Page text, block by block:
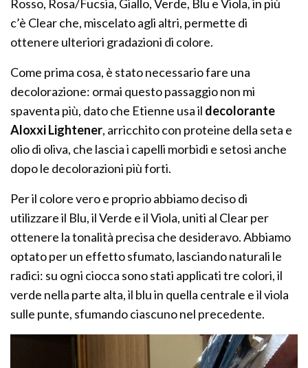
Rosso, Rosa/Fucsia, Giallo, Verde, Blu e Viola, in più
c’è Clear che, miscelato agli altri, permette di
ottenere ulteriori gradazioni di colore.
Come prima cosa, è stato necessario fare una
decolorazione: ormai questo passaggio non mi
spaventa più, dato che Etienne usa il decolorante
Aloxxi Lightener, arricchito con proteine della seta e
olio di oliva, che lascia i capelli morbidi e setosi anche
dopo le decolorazioni più forti.
Per il colore vero e proprio abbiamo deciso di
utilizzare il Blu, il Verde e il Viola, uniti al Clear per
ottenere la tonalità precisa che desideravo. Abbiamo
optato per un effetto sfumato, lasciando naturali le
radici: su ogni ciocca sono stati applicati tre colori, il
verde nella parte alta, il blu in quella centrale e il viola
sulle punte, sfumando ciascuno nel precedente.